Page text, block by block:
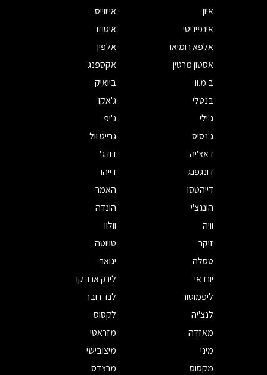
איון
אייווייס
אינפיניטי
איסוזו
אלפא רומיאו
אלפין
אסטון מרטין
אקספנג
ב.מ.וו
ביואיק
בנטלי
ג'אקו
ג'ילי
ג'יפ
ג'נסיס
גרייט וול
דאצ'יה
דודג'
דונגפנג
דייהו
דייהטסו
האמר
הונגצ'י
הונדה
וויה
וולוו
זיקר
טויוטה
טסלה
יגואר
יונדאי
לינק אנד קו
ליפמוטור
לנד רובר
לנצ'יה
לקסוס
מאזדה
מזראטי
מיני
מיצובישי
מקסוס
מרצדס